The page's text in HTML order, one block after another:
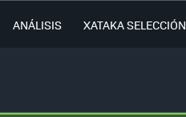
ANÁLISIS XATAKA SELECCIÓN